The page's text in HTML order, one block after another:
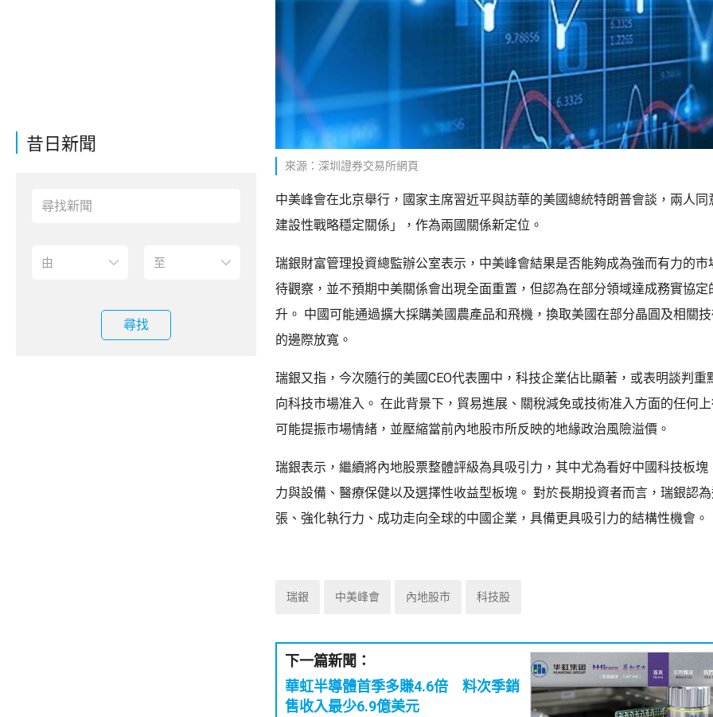
昔日新聞
尋找
來源：深圳證券交易所網頁
中美峰會在北京舉行，國家主席習近平與訪華的美國總統特朗普會談，兩人同
建設性戰略穩定關係」，作為兩國關係新定位。
瑞銀財富管理投資總監辦公室表示，中美峰會結果是否能夠成為強而有力的市
待觀察，並不預期中美關係會出現全面重置，但認為在部分領域達成務實協定
升。 中國可能通過擴大採購美國農產品和飛機，換取美國在部分晶圓及相關
的邊際放寬。
瑞銀又指，今次隨行的美國CEO代表團中，科技企業佔比顯著，或表明談判重
向科技市場准入。 在此背景下，貿易進展、關稅減免或技術准入方面的任何
可能提振市場情緒，並壓縮當前內地股市所反映的地緣政治風險溢價。
瑞銀表示，繼續將內地股票整體評級為具吸引力，其中尤為看好中國科技板塊
力與設備、醫療保健以及選擇性收益型板塊。 對於長期投資者而言，瑞銀認
張、強化執行力、成功走向全球的中國企業，具備更具吸引力的結構性機會。
瑞銀 中美峰會 內地股市 科技股
下一篇新聞：
華虹半導體首季多賺4.6倍 料次季銷
售收入最少6.9億美元